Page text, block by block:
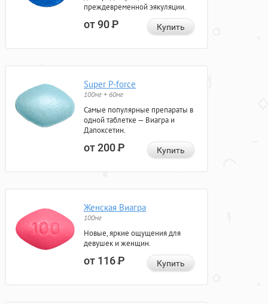
преждевременной эякуляции.
от 90Р Купить
Super P-force
100мг + 60мг
Самые популярные препараты в
одной таблетке — Виагра и
Дапоксетин.
от 200Р Купить
Женская Виагра
100мг
Новые, яркие ощущения для
девушек и женщин.
от 116Р Купить